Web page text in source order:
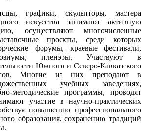
графики, скульпторы, мастера
искусства занимают активную
осуществляют многочисленные
проекты, среди которых
форумы, краевые фестивали,
пленэры. Участвуют в
Южного и Северо-Кавказского
Многие из них преподают в
учебных заведениях,
методические программы, проводят
участие в научно-практических
повышению профессионального
образования, сохранению традиций